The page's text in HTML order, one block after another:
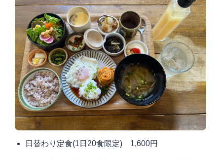
日替わり定食(1日20食限定) 1,600円